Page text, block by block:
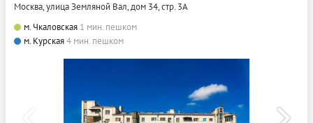
Москва, улица Земляной Вал, дом 34, стр. 3А
м. Чкаловская 1 мин. пешком
м. Курская4 мин. пешком